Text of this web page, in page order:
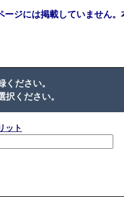
ジには掲載していません
ださい。
ください。
ット